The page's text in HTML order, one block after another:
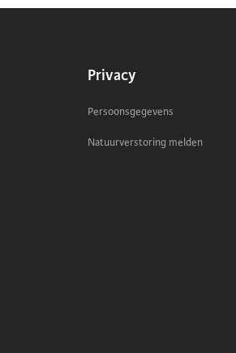
ONDERWERP
Privacy
Persoonsgegevens
Natuurverstoring melden